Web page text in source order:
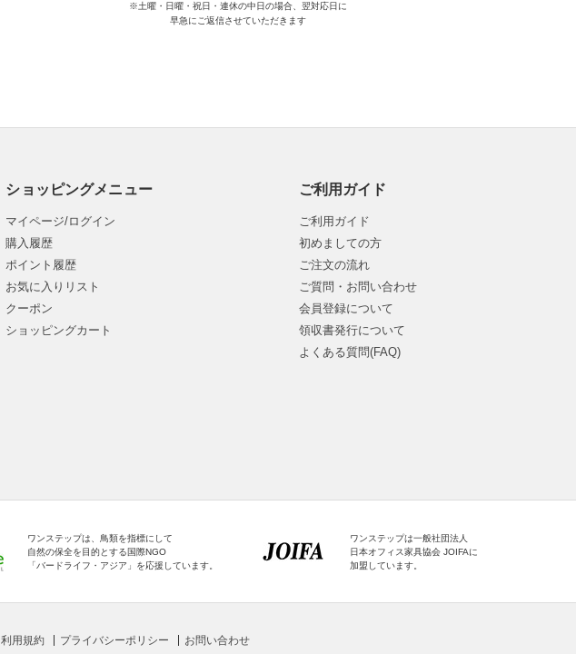
※土曜・日曜・祝日・連休の中日の場合、翌対応日に
早急にご返信させていただきます
ショッピングメニュー
マイページ/ログイン
購入履歴
ポイント履歴
お気に入りリスト
クーポン
ショッピングカート
ご利用ガイド
ご利用ガイド
初めましての方
ご注文の流れ
ご質問・お問い合わせ
会員登録について
領収書発行について
よくある質問(FAQ)
ワンステップは、鳥類を指標にして
自然の保全を目的とする国際NGO
「バードライフ・アジア」を応援しています。
ワンステップは一般社団法人
日本オフィス家具協会 JOIFAに
加盟しています。
利用規約 プライバシーポリシー お問い合わせ